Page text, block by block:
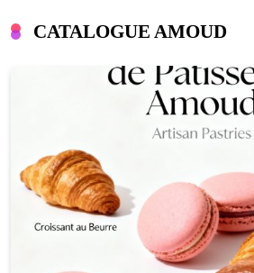
CATALOGUE AMOUD